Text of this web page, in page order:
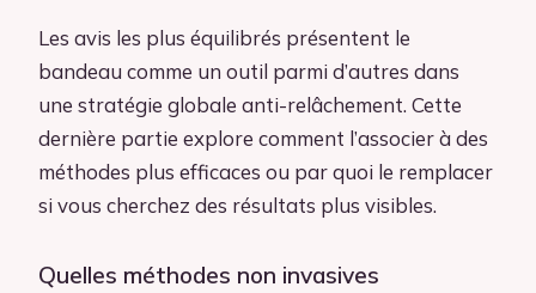
Les avis les plus équilibrés présentent le
bandeau comme un outil parmi d’autres dans
une stratégie globale anti-relâchement. Cette
dernière partie explore comment l’associer à des
méthodes plus efficaces ou par quoi le remplacer
si vous cherchez des résultats plus visibles.
Quelles méthodes non invasives